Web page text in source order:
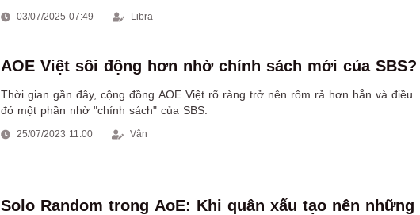
03/07/2025 07:49 Libra
AOE Việt sôi động hơn nhờ chính sách mới của SBS?
Thời gian gần đây, cộng đồng AOE Việt rõ ràng trở nên rôm rả hơn hẳn và điều
đó một phần nhờ "chính sách" của SBS.
25/07/2023 11:00 Vân
Solo Random trong AoE: Khi quân xấu tạo nên những